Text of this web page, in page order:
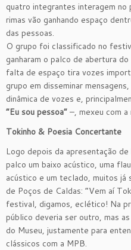
quatro integrantes interagem no
rimas vão ganhando espaço
das pessoas.
O grupo foi classificado no
ganharam o palco de abertura
falta de espaço tira vozes
grupo em disseminar
dinâmica de vozes e,
“Eu sou pessoa” –, mexeu com
Tokinho & Poesia Concertante
Logo depois da apresentação
palco um baixo acústico, uma
acústico e um teclado, muitos já
de Poços de Caldas: “Vem aí
festival, digamos, eclético! Na
público deveria ser outro, mas
do Museu, justamente para
clássicos com a MPB.